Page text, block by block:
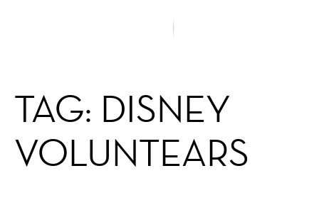
TAG: DISNEY
VOLUNTEARS